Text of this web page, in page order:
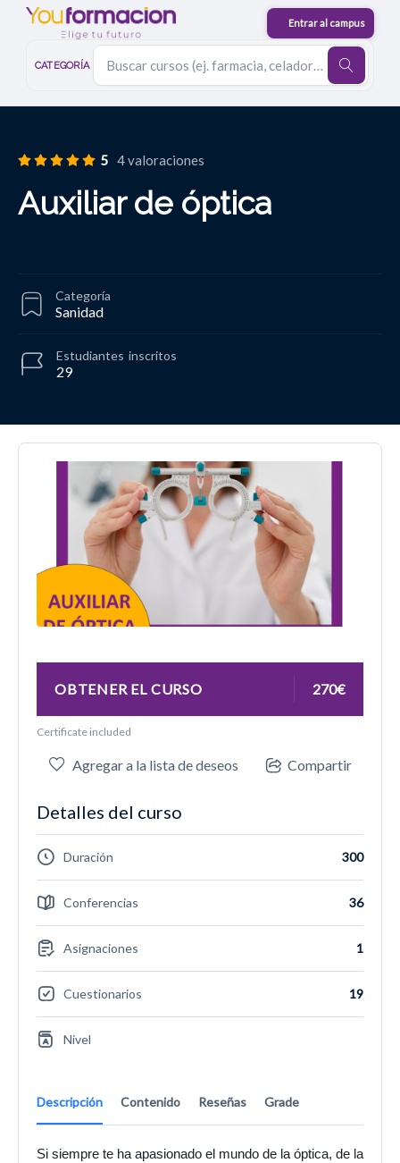
CATEGORÍA
5 4 valoraciones
Auxiliar de óptica
Categoría
Sanidad
29
Estudiantes inscritos
Descripción Contenido Reseñas Grade
Si siempre te ha apasionado el mundo de la óptica, de la
OBTENER EL CURSO 270€
Certificate included
Agregar a la lista de deseos Compartir
Detalles del curso
Duración 300
Conferencias 36
Asignaciones 1
Cuestionarios 19
Nivel